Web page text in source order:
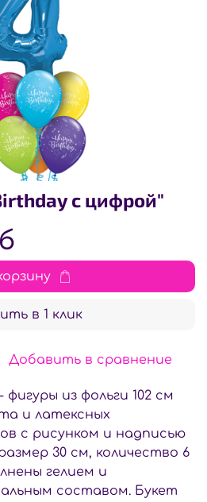
с цифрой"
Добавить в сравнение
в 1 клик
из фольги 102 см
и латексных
с рисунком и надписью
30 см, количество 6
гелием и
составом. Букет